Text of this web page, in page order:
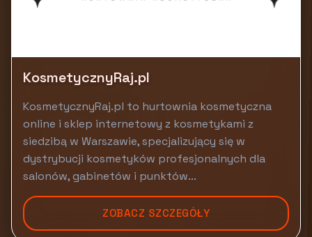
KosmetycznyRaj.pl
KosmetycznyRaj.pl to hurtownia kosmetyczna
online i sklep internetowy z kosmetykami z
siedzibą w Warszawie, specjalizujący się w
dystrybucji kosmetyków profesjonalnych dla
salonów, gabinetów i punktów...
ZOBACZ SZCZEGÓŁY